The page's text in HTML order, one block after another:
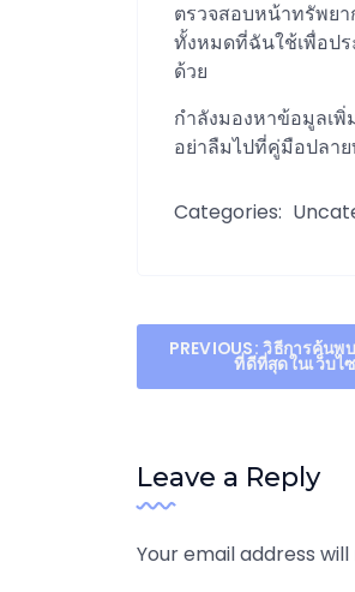
ตรวจสอบหน้าทรัพย
ทั้งหมดที่ฉันใช้เพื่อปร
ด้วย
กำลังมองหาข้อมูลเพิ่
อย่าลืมไปที่คู่มือปลาย
Categories:
Post
PREVIOUS: วิธีการค้นพ
ที่ดีที่สุดในเว็บไ
Leave a Reply
Your email address